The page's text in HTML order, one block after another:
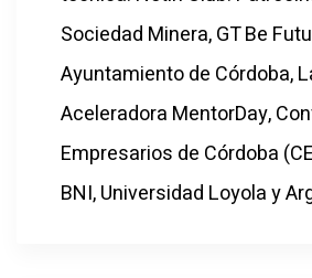
Sociedad Minera, GT Be
Ayuntamiento de Córdoba,
Aceleradora MentorDay,
Empresarios de Córdoba
BNI, Universidad Loyola y